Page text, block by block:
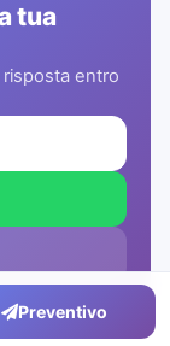
tua
entro
Preventivo